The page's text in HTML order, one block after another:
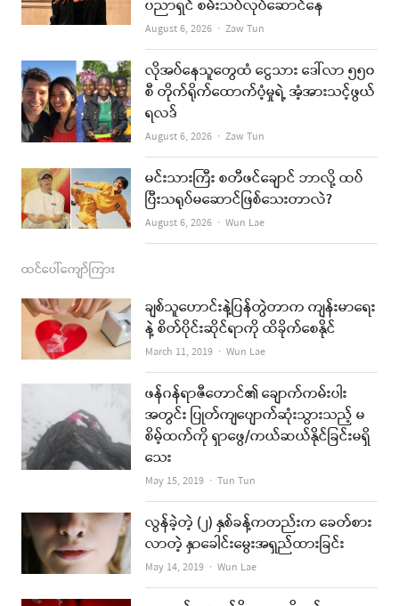
o
k
g
a
m
b
e
ပညာရှင် စမ်းသပ်လုပ်ဆောင်နေ
August 6, 2026 Author
Zaw Tun
လိုအပ်နေသူတွေထံ ငွေသား ဒေါ်လာ ၅၅၀
စီ တိုက်ရိုက်ထောက်ပံ့မှုရဲ့ အံ့အားသင့်ဖွယ်
ရလဒ်
August 6, 2026 Author
Zaw Tun
မင်းသားကြီး စတီဖင်ချောင် ဘာလို့ ထပ်
ပြီးသရုပ်မဆောင်ဖြစ်သေးတာလဲ?
August 6, 2026 Author
Wun Lae
ထင်ပေါ်ကျော်ကြား
ချစ်သူဟောင်းနဲ့ပြန်တွဲတာက ကျန်းမာရေး
နဲ့ စိတ်ပိုင်းဆိုင်ရာကို ထိခိုက်စေနိုင်
March 11, 2019 Author
Wun Lae
ဖန်ဂန်ရာဇီတောင်၏ ချောက်ကမ်းပါး
အတွင်း ပြုတ်ကျပျောက်ဆုံးသွားသည့် မ
စိမ့်ထက်ကို ရှာဖွေ/ကယ်ဆယ်နိုင်ခြင်းမရှိ
သေး
May 15, 2019 Author
Tun Tun
လွန်ခဲ့တဲ့ (၂) နှစ်ခန့်ကတည်းက ခေတ်စား
လာတဲ့ နှာခေါင်းမွေးအရှည်ထားခြင်း
May 14, 2019 Author
Wun Lae